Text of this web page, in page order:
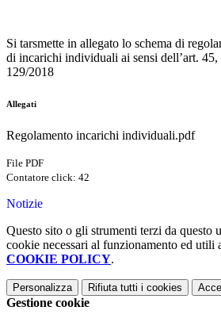
Si tarsmette in allegato lo schema di
di incarichi individuali ai sensi dell’art.
129/2018
Allegati
Regolamento incarichi individuali.pdf
File PDF
Contatore click: 42
Notizie
Questo sito o gli strumenti terzi da questo
cookie necessari al funzionamento ed utili
COOKIE POLICY.
Personalizza Rifiuta tutti i cookies
Gestione cookie